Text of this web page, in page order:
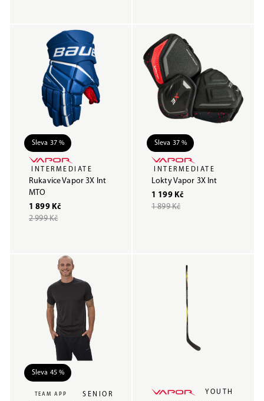
Sleva 37 %
INTERMEDIATE
Rukavice Vapor 3X Int
MTO
1 899 Kč
2 999 Kč
Sleva 37 %
INTERMEDIATE
Lokty Vapor 3X Int
1 199 Kč
1 899 Kč
Sleva 45 %
TEAM APP SENIOR YOUTH